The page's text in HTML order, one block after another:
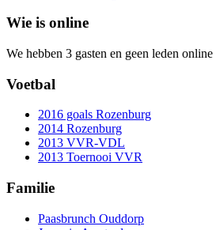
Wie is online
We hebben 3 gasten en geen leden online
Voetbal
2016 goals Rozenburg
2014 Rozenburg
2013 VVR-VDL
2013 Toernooi VVR
Familie
Paasbrunch Ouddorp